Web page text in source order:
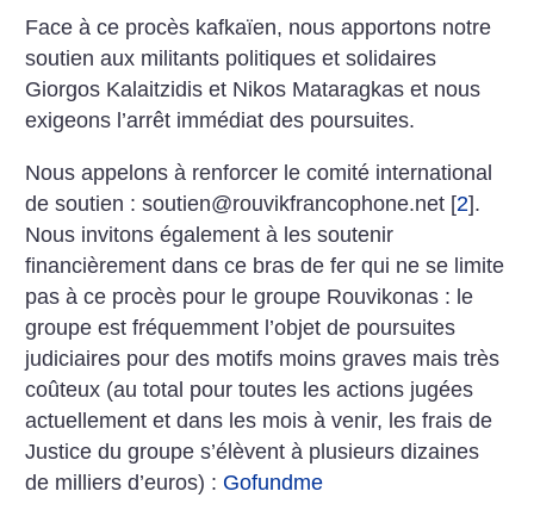
Face à ce procès kafkaïen, nous apportons notre
soutien aux militants politiques et solidaires
Giorgos Kalaitzidis et Nikos Mataragkas et nous
exigeons l’arrêt immédiat des poursuites.
Nous appelons à renforcer le comité international
de soutien : soutien@rouvikfrancophone.net [2].
Nous invitons également à les soutenir
financièrement dans ce bras de fer qui ne se limite
pas à ce procès pour le groupe Rouvikonas : le
groupe est fréquemment l’objet de poursuites
judiciaires pour des motifs moins graves mais très
coûteux (au total pour toutes les actions jugées
actuellement et dans les mois à venir, les frais de
Justice du groupe s’élèvent à plusieurs dizaines
de milliers d’euros) : Gofundme